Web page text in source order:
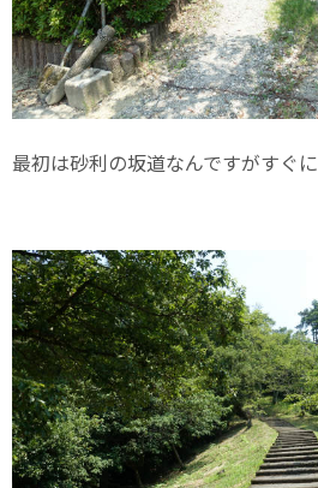
最初は砂利の坂道なんですがすぐ